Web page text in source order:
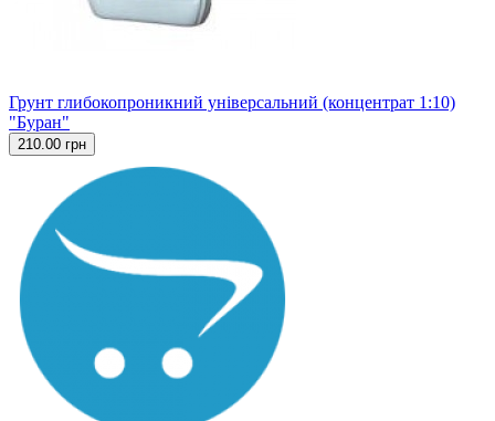
Грунт глибокопроникний універсальний (концентрат 1:10)
"Буран"
210.00 грн